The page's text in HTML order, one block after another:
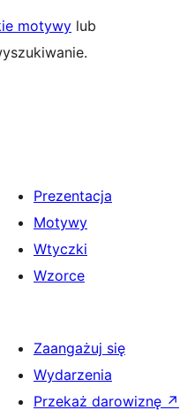
motywy lub
Prezentacja
Motywy
Wtyczki
Wzorce
Zaangażuj się
Wydarzenia
Przekaż darowiznę ↗